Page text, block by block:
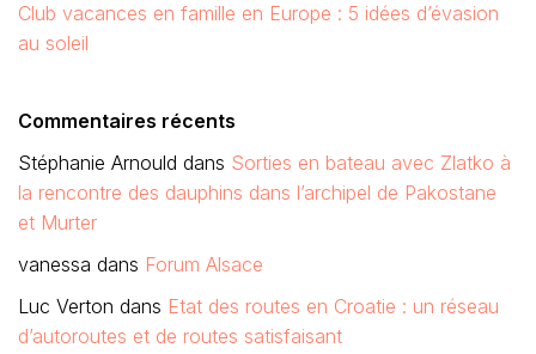
Club vacances en famille en Europe : 5 idées d’évasion
au soleil
Commentaires récents
Stéphanie Arnould dans Sorties en bateau avec Zlatko à
la rencontre des dauphins dans l’archipel de Pakostane
et Murter
vanessa dans Forum Alsace
Luc Verton dans Etat des routes en Croatie : un réseau
d’autoroutes et de routes satisfaisant